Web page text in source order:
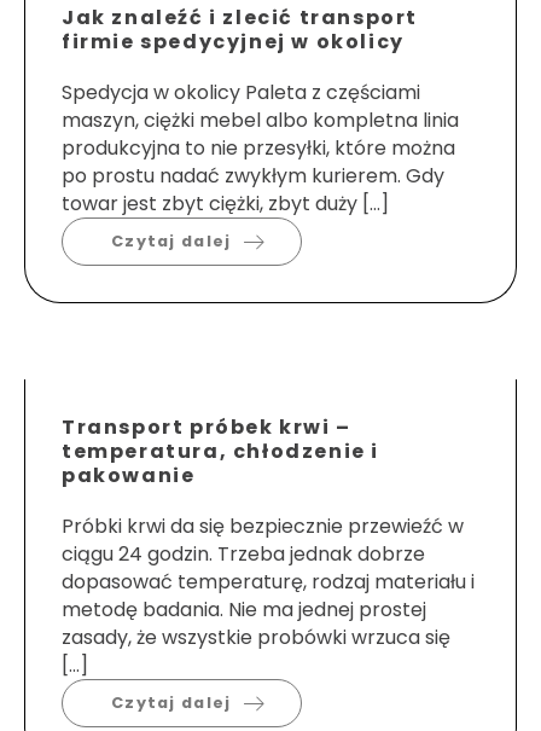
Jak znaleźć i zlecić transport
firmie spedycyjnej w okolicy
Spedycja w okolicy Paleta z częściami
maszyn, ciężki mebel albo kompletna linia
produkcyjna to nie przesyłki, które można
po prostu nadać zwykłym kurierem. Gdy
towar jest zbyt ciężki, zbyt duży […]
Czytaj dalej
Transport próbek krwi –
temperatura, chłodzenie i
pakowanie
Próbki krwi da się bezpiecznie przewieźć w
ciągu 24 godzin. Trzeba jednak dobrze
dopasować temperaturę, rodzaj materiału i
metodę badania. Nie ma jednej prostej
zasady, że wszystkie probówki wrzuca się
[…]
Czytaj dalej